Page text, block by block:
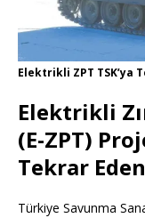
Elektrikli ZPT TSK’ya
Elektrikli
(E-ZPT)
Tekrar
Türkiye Savunma